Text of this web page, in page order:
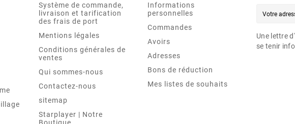
Système de commande,
livraison et tarification
des frais de port
Mentions légales
Conditions générales de
ventes
Qui sommes-nous
Contactez-nous
sitemap
Starplayer | Notre
Informations
personnelles
Commandes
Avoirs
Adresses
Bons de réduction
Mes listes de souhaits
Une lettre
se tenir